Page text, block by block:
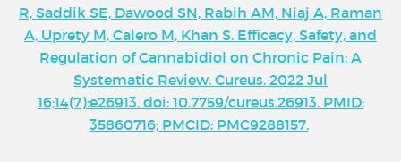
R, Saddik SE, Dawood SN, Rabih AM, Niaj A, Raman
A, Uprety M, Calero M, Khan S. Efficacy, Safety, and
Regulation of Cannabidiol on Chronic Pain: A
Systematic Review. Cureus. 2022 Jul
16;14(7):e26913. doi: 10.7759/cureus.26913. PMID:
35860716; PMCID: PMC9288157.